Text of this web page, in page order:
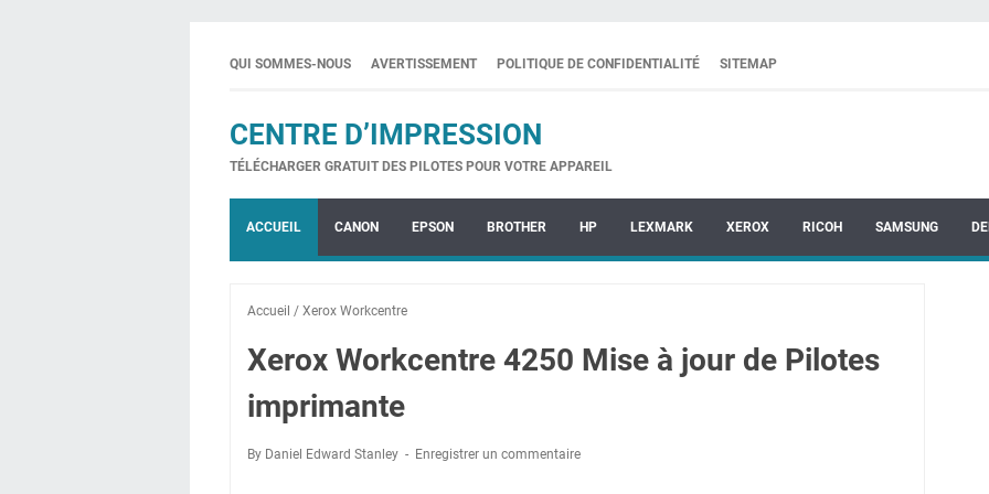
QUI SOMMES-NOUS AVERTISSEMENT POLITIQUE DE CONFIDENTIALITÉ SITEMAP
CENTRE D’IMPRESSION
TÉLÉCHARGER GRATUIT DES PILOTES POUR VOTRE APPAREIL
ACCUEIL CANON EPSON BROTHER HP LEXMARK XEROX RICOH SAMSUNG
Accueil / Xerox Workcentre
Xerox Workcentre 4250 Mise à jour de Pilotes
imprimante
By Daniel Edward Stanley Enregistrer un commentaire